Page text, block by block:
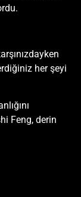
her şeyi
Feng, derin